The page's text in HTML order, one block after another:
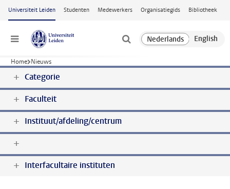
Ga naar hoofdinhoud
Universiteit Leiden Studenten Medewerkers Organisatiegids Bibliotheek
Menu
Home Nieuws
Categorie
Faculteit
Instituut/afdeling/centrum
Interfacultaire instituten